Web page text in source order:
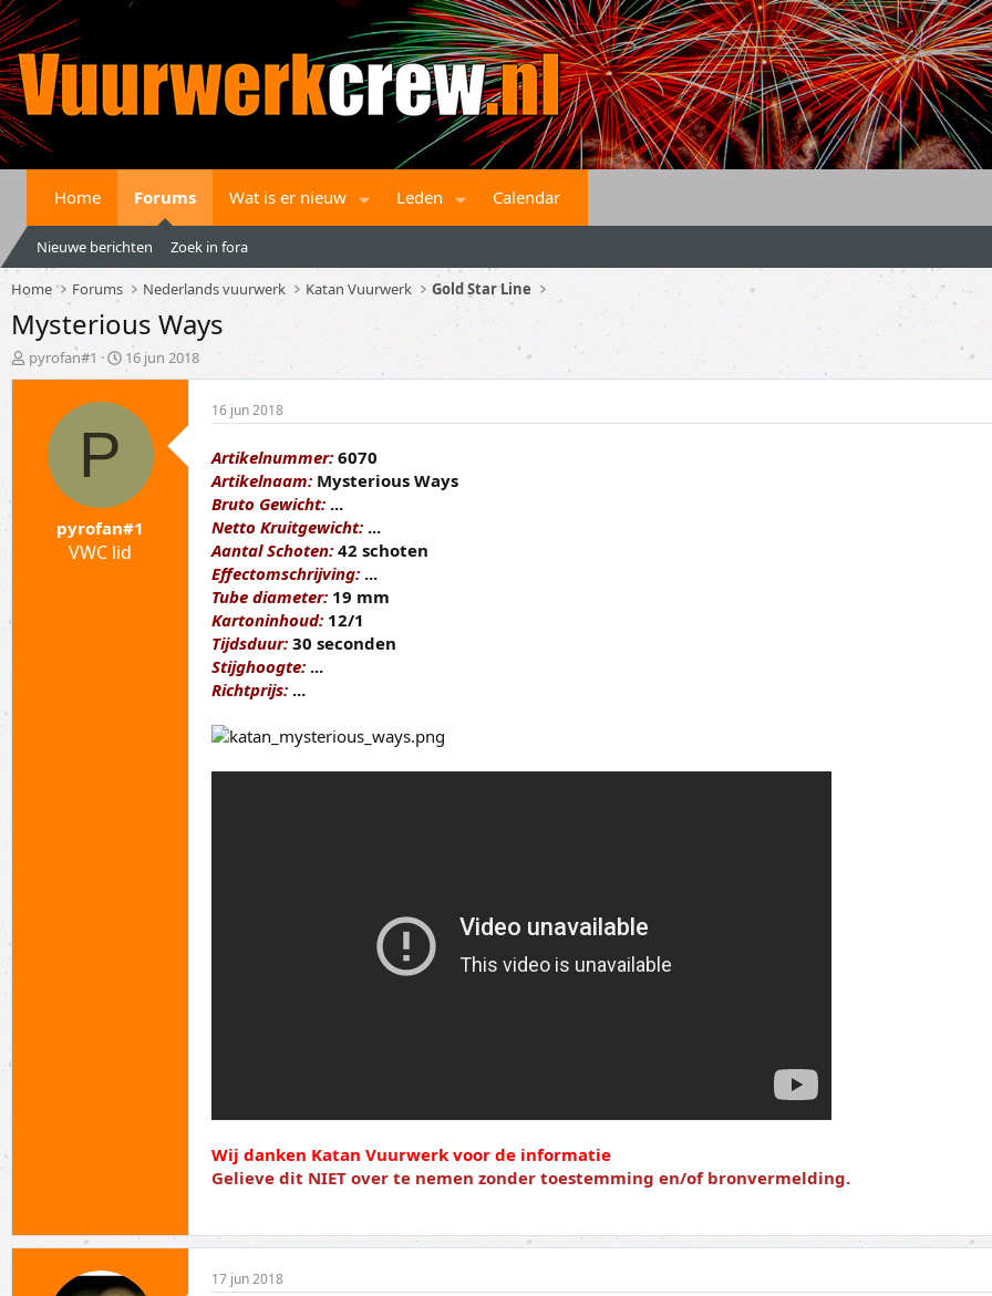
Home Forums Wat is er nieuw Leden Calendar
Nieuwe berichten Zoek in fora
Home Forums Nederlands vuurwerk Katan Vuurwerk Gold Star Line
Mysterious Ways
T
o
pyrofan#1
S
t
r
t
m
16 jun 2018
P
pyrofan#1
VWC lid
16 jun 2018
Artikelnummer: 6070
Artikelnaam: Mysterious Ways
Bruto Gewicht: ...
Netto Kruitgewicht: ...
Aantal Schoten: 42 schoten
Effectomschrijving: ...
Tube diameter: 19 mm
Kartoninhoud: 12/1
Tijdsduur: 30 seconden
Stijghoogte: ...
Richtprijs: ...
Wij danken Katan Vuurwerk voor de informatie
Gelieve dit NIET over te nemen zonder toestemming en/of bronvermelding.
17 jun 2018